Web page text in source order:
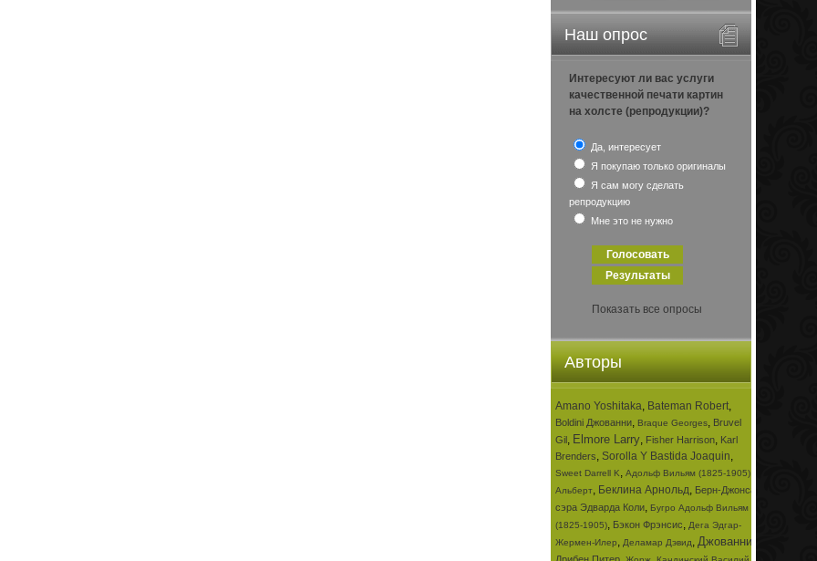
Наш опрос
Интересуют ли вас услуги
качественной печати картин
на холсте (репродукции)?
Да, интересует
Я покупаю только оригиналы
Я сам могу сделать
репродукцию
Мне это не нужно
Показать все опросы
Авторы
Amano Yoshitaka, Bateman Robert,
Boldini Джованни, Braque Georges, Bruvel
Gil, Elmore Larry, Fisher Harrison, Karl
Brenders, Sorolla Y Bastida Joaquin,
Sweet Darrell K, Адольф Вильям (1825-1905)
Альберт, Беклина Арнольд, Берн-Джонса
сэра Эдварда Коли, Бугро Адольф Вильям
(1825-1905), Бэкон Фрэнсис, Дега Эдгар-
Жермен-Илер, Деламар Дэвид, Джованни